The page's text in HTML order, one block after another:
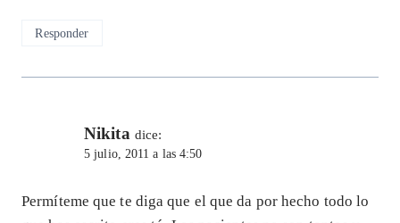
Responder
Nikita dice:
5 julio, 2011 a las 4:50
Permíteme que te diga que el que da por hecho todo lo